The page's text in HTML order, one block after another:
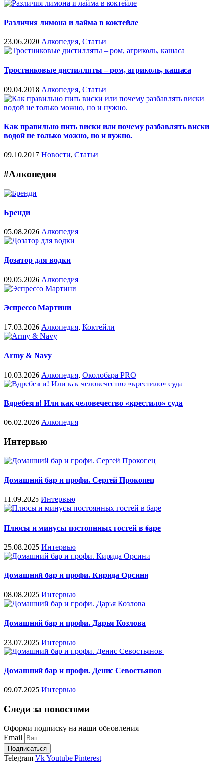
Различия лимона и лайма в коктейле
23.06.2020 Алкопедия, Статьи
Тростниковые дистилляты – ром, агриколь, кашаса
09.04.2018 Алкопедия, Статьи
Как правильно пить виски или почему разбавлять виски
водой не только можно, но и нужно.
09.10.2017 Новости, Статьи
#Алкопедия
Бренди
05.08.2026 Алкопедия
Дозатор для водки
09.05.2026 Алкопедия
Эспрессо Мартини
17.03.2026 Алкопедия, Коктейли
Army & Navy
10.03.2026 Алкопедия, Околобара PRO
Вдребезги! Или как человечество «крестило» суда
06.02.2026 Алкопедия
Интервью
Домашний бар и профи. Сергей Прокопец
11.09.2025 Интервью
Плюсы и минусы постоянных гостей в баре
25.08.2025 Интервью
Домашний бар и профи. Кирида Орсини
08.08.2025 Интервью
Домашний бар и профи. Дарья Козлова
23.07.2025 Интервью
Домашний бар и профи. Денис Севостьянов
09.07.2025 Интервью
Следи за новостями
Оформи подписку на наши обновления
Email
Подписаться
Telegram VkYoutube Pinterest